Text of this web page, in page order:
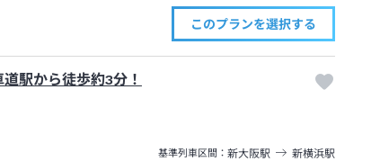
このプランを選択する
駅から徒歩約3分！
基準列車区間 新大阪駅 新横浜駅